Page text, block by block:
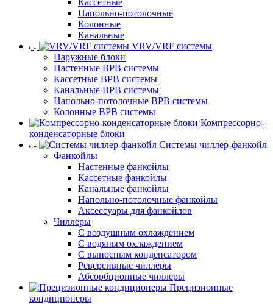
Кассетные
Напольно-потолочные
Колонные
Канальные
VRV/VRF системы
Наружные блоки
Настенные ВРВ системы
Кассетные ВРВ системы
Канальные ВРВ системы
Напольно-потолочные ВРВ системы
Колонные ВРВ системы
Компрессорно-
конденсаторные блоки
Системы чиллер-фанкойл
Фанкойлы
Настенные фанкойлы
Кассетные фанкойлы
Канальные фанкойлы
Напольно-потолочные фанкойлы
Аксессуары для фанкойлов
Чиллеры
С воздушным охлаждением
С водяным охлаждением
С выносным конденсатором
Реверсивные чиллеры
Абсорбционные чиллеры
Прецизионные
кондиционеры